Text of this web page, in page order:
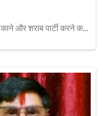
और शराब पार्टी करने क...